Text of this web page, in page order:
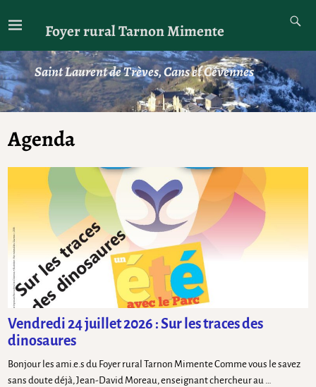
Foyer rural Tarnon Mimente
Saint Laurent de Trèves, Cans et Cévennes
Agenda
Vendredi 24 juillet 2026 : Sur les traces des
dinosaures
Bonjour les ami.e.s du Foyer rural Tarnon Mimente Comme vous le savez
sans doute déjà, Jean-David Moreau, enseignant chercheur au …